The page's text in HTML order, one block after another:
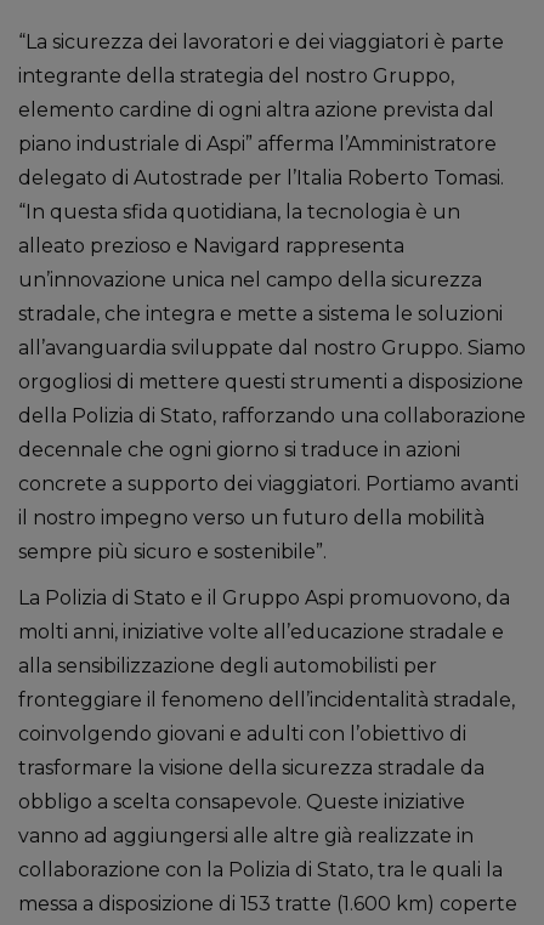
“La sicurezza dei lavoratori e dei viaggiatori è parte
integrante della strategia del nostro Gruppo,
elemento cardine di ogni altra azione prevista dal
piano industriale di Aspi” afferma l’Amministratore
delegato di Autostrade per l’Italia Roberto Tomasi.
“In questa sfida quotidiana, la tecnologia è un
alleato prezioso e Navigard rappresenta
un’innovazione unica nel campo della sicurezza
stradale, che integra e mette a sistema le soluzioni
all’avanguardia sviluppate dal nostro Gruppo. Siamo
orgogliosi di mettere questi strumenti a disposizione
della Polizia di Stato, rafforzando una collaborazione
decennale che ogni giorno si traduce in azioni
concrete a supporto dei viaggiatori. Portiamo avanti
il nostro impegno verso un futuro della mobilità
sempre più sicuro e sostenibile”.
La Polizia di Stato e il Gruppo Aspi promuovono, da
molti anni, iniziative volte all’educazione stradale e
alla sensibilizzazione degli automobilisti per
fronteggiare il fenomeno dell’incidentalità stradale,
coinvolgendo giovani e adulti con l’obiettivo di
trasformare la visione della sicurezza stradale da
obbligo a scelta consapevole. Queste iniziative
vanno ad aggiungersi alle altre già realizzate in
collaborazione con la Polizia di Stato, tra le quali la
messa a disposizione di 153 tratte (1.600 km) coperte